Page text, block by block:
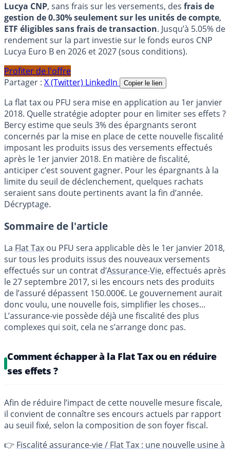
Lucya CNP, sans frais sur les versements, des frais de
gestion de 0.30% seulement sur les unités de compte,
ETF éligibles sans frais de transaction. Jusqu’à 5.05% de
rendement sur la part investie sur le fonds euros CNP
Lucya Euro B en 2026 et 2027 (sous conditions).
Profiter de l'offre
Partager : X (Twitter) LinkedIn Copier le lien
La flat tax ou PFU sera mise en application au 1er janvier
2018. Quelle stratégie adopter pour en limiter ses effets ?
Bercy estime que seuls 3% des épargnants seront
concernés par la mise en place de cette nouvelle fiscalité
imposant les produits issus des versements effectués
après le 1er janvier 2018. En matière de fiscalité,
anticiper c’est souvent gagner. Pour les épargnants à la
limite du seuil de déclenchement, quelques rachats
seraient sans doute pertinents avant la fin d’année.
Décryptage.
Sommaire de l'article
La Flat Tax ou PFU sera applicable dès le 1er janvier 2018,
sur tous les produits issus des nouveaux versements
effectués sur un contrat d’Assurance-Vie, effectués après
le 27 septembre 2017, si les encours nets des produits
de l’assuré dépassent 150.000€. Le gouvernement aurait
donc voulu, une nouvelle fois, simplifier les choses...
L’assurance-vie possède déjà une fiscalité des plus
complexes qui soit, cela ne s’arrange donc pas.
Comment échapper à la Flat Tax ou en réduire
ses effets ?
Afin de réduire l’impact de cette nouvelle mesure fiscale,
il convient de connaître ses encours actuels par rapport
au seuil fixé, selon la composition de son foyer fiscal.
👉 Fiscalité assurance-vie / Flat Tax : une nouvelle usine à